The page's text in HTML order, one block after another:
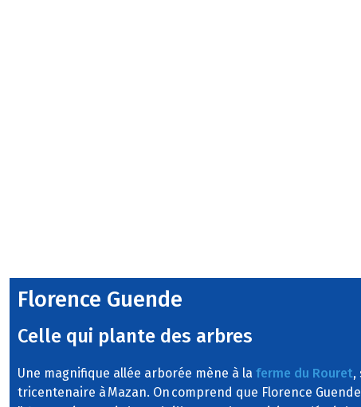
Florence Guende
Celle qui plante des arbres
Une magnifique allée arborée mène à la ferme du Rouret,
tricentenaire à Mazan. On comprend que Florence